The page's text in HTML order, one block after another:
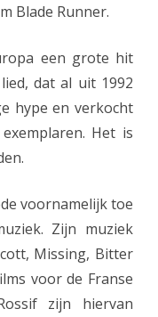
Blade Runner.
een grote hit
dat al uit 1992
hype en verkocht
Het is
voornamelijk toe
Zijn muziek
Missing, Bitter
voor de Franse
zijn hiervan